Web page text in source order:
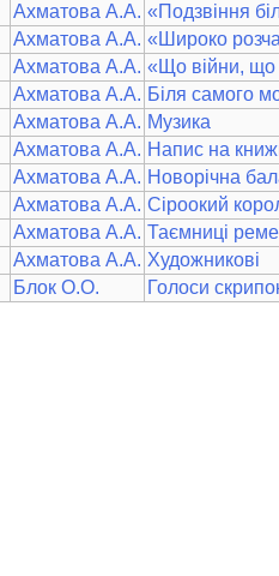
Ахматова А.А. «Подзвіння
Ахматова А.А. «Широко
Ахматова А.А. «Що війни, що
Ахматова А.А. Біля самого
Ахматова А.А. Музика
Ахматова А.А. Напис на
Ахматова А.А. Новорічна
Ахматова А.А. Сіроокий
Ахматова А.А. Таємниці
Ахматова А.А. Художникові
Блок О.О.
Голоси